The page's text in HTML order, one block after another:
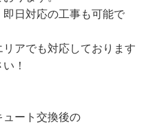
日対応の工事も可能で
アでも対応しております
！
ュート交換後の